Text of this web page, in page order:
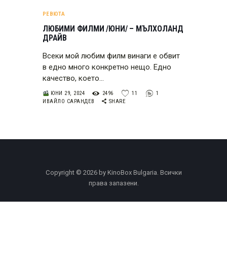
РЕВЮТА
ЛЮБИМИ ФИЛМИ /ЮНИ/ – МЪЛХОЛАНД
ДРАЙВ
Всеки мой любим филм винаги е обвит
в едно много конкретно нещо. Едно
качество, което…
ЮНИ 29, 2024 2496 11
1
ИВАЙЛО САРАНДЕВ
SHARE
Copyright © 2026 by KinoBox Bulgaria. Всички
права запазени.